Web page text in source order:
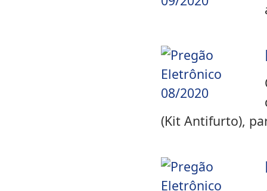
(Kit Antifurto),